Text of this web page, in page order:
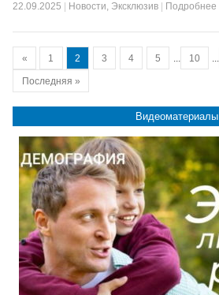
22.09.2025 Новости, Эксклюзив Подробнее
« 1 2 3 4 5 10
Последняя »
Видеоматериалы